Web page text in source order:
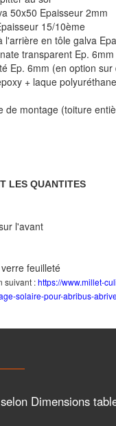
50x50 Epaisseur 2mm
15/10ème
l'arrière en tôle galva
transparent Ep.
Ep. 6mm (en option sur
+ laque
de montage (toiture
LES QUANTITES
l'avant
feuilleté
suivant :https://www.millet-
solaire-pour-abribus-
Dimensions